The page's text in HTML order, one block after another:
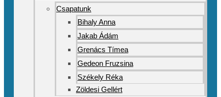
Csapatunk
Bihaly Anna
Jakab Ádám
Grenács Tímea
Gedeon Fruzsina
Székely Réka
Zöldesi Gellért